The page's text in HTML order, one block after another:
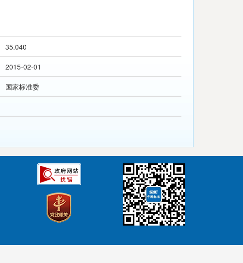
35.040
2015-02-01
国家标准委